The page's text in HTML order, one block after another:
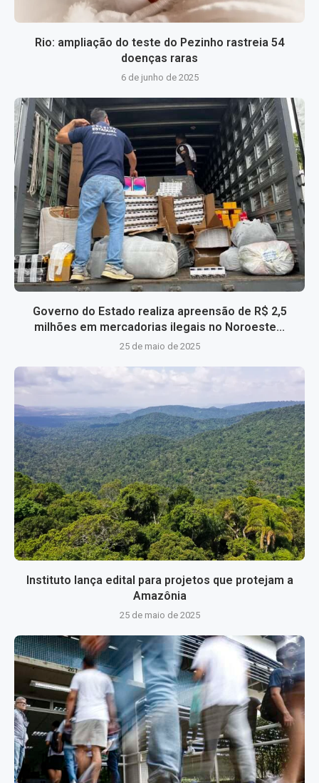
Rio: ampliação do teste do Pezinho rastreia 54
doenças raras
6 de junho de 2025
Governo do Estado realiza apreensão de R$ 2,5
milhões em mercadorias ilegais no Noroeste...
25 de maio de 2025
Instituto lança edital para projetos que protejam a
Amazônia
25 de maio de 2025